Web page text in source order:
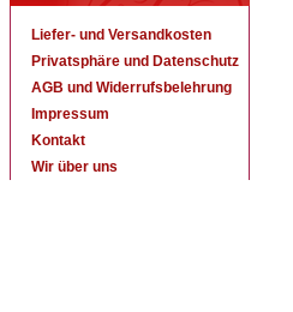
Liefer- und Versandkosten
Privatsphäre und Datenschutz
AGB und Widerrufsbelehrung
Impressum
Kontakt
Wir über uns